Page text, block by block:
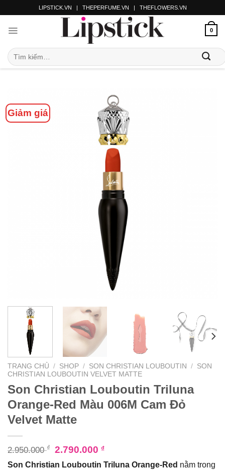
LIPSTICK.VN | THEPERFUME.VN | THEFLOWERS.VN
0
Giảm giá
TRANG CHỦ / SHOP / SON CHRISTIAN LOUBOUTIN / SON
CHRISTIAN LOUBOUTIN VELVET MATTE
Son Christian Louboutin Triluna
Orange-Red Màu 006M Cam Đỏ
Velvet Matte
2.950.000₫ 2.790.000 ₫
Son Christian Louboutin Triluna Orange-Red nằm trong